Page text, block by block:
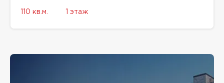
110 кв.м. 1 этаж